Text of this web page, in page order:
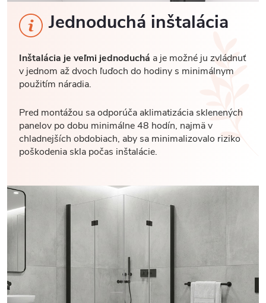
Jednoduchá inštalácia
Inštalácia je veľmi jednoduchá a je možné ju zvládnuť
v jednom až dvoch ľuďoch do hodiny s minimálnym
použitím náradia.
Pred montážou sa odporúča aklimatizácia sklenených
panelov po dobu minimálne 48 hodín, najmä v
chladnejších obdobiach, aby sa minimalizovalo riziko
poškodenia skla počas inštalácie.